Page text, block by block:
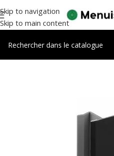
Skip to navigation
Skip to main content